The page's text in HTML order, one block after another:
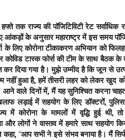
राज्‍य की पॉजिटिविटी रेट सर्वाधिक
के अनुसार महाराष्‍ट्र में इस समय
लिए कोरोना टीकाकरण अभियान को
टास्क फोर्स की टीम के साथ बैठक के
दिया गया है। मुझे उम्मीद है कि जून से
नहीं हुआ है, हमें तीसरी लहर को लेकर खुद
आने वाले दिनों में, मैं यह सुनिश्चित करना
में सहयोग के लिए डॉक्टरों, पुलिस,
में कोरोना के ​​​​मामलों में वृद्धि हुई
ने वास्तव में हमारे साथ सहयोग
"आप सभी ने इसे संभव बनाया है। मैं